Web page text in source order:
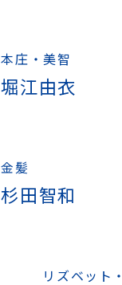
本庄・美智
堀江由衣
金髪
杉田智和
リズベット